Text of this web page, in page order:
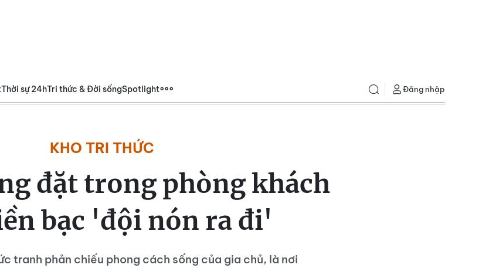
Thời sự 24hTri thức & Đời sốngSpotlight Đăng nhập
KHO TRI THỨC
đặt trong phòng khách
bạc 'đội nón ra đi'
tranh phản chiếu phong cách sống của gia chủ, là nơi